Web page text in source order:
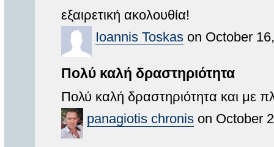
εξαιρετική ακολουθία!
Ioannis Toskas on October
Πολύ καλή δραστηριότητα
Πολύ καλή δραστηριότητα και με
panagiotis chronis on October